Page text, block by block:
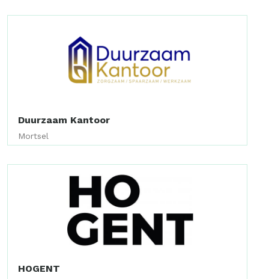
Duurzaam Kantoor
Mortsel
HOGENT